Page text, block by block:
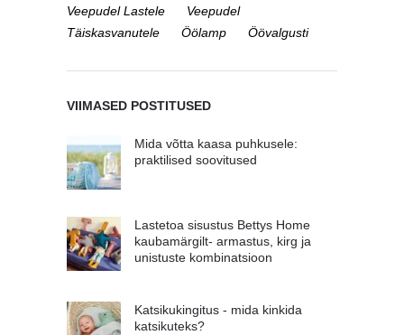
Veepudel Lastele
Veepudel
Täiskasvanutele
Öölamp Öövalgusti
VIIMASED POSTITUSED
Mida võtta kaasa puhkusele:
praktilised soovitused
Lastetoa sisustus Bettys Home
kaubamärgilt- armastus, kirg ja
unistuste kombinatsioon
Katsikukingitus - mida kinkida
katsikuteks?